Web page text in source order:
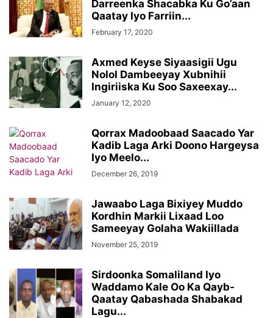
Darreenka Shacabka Ku Go’aan
Qaatay Iyo Farriin...
February 17, 2020
Axmed Keyse Siyaasigii Ugu
Nolol Dambeeyay Xubnihii
Ingiriiska Ku Soo Saxeexay...
January 12, 2020
Qorrax Madoobaad Saacado Yar
Kadib Laga Arki Doono Hargeysa
Iyo Meelo...
December 26, 2019
Jawaabo Laga Bixiyey Muddo
Kordhin Markii Lixaad Loo
Sameeyay Golaha Wakiillada
November 25, 2019
Sirdoonka Somaliland Iyo
Waddamo Kale Oo Ka Qayb-
Qaatay Qabashada Shabakad
Lagu...